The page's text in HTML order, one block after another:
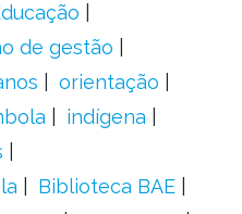
de gestão
orientação
indígena
Biblioteca BAE